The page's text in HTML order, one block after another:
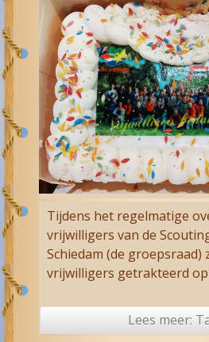
Tijdens het regelmatige
vrijwilligers van de
Schiedam (de groepsraad)
vrijwilligers getrakteerd
Lees meer: